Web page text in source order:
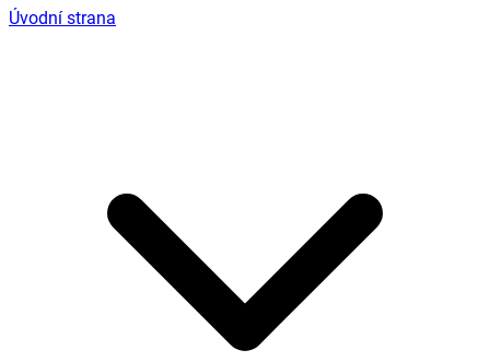
Úvodní strana